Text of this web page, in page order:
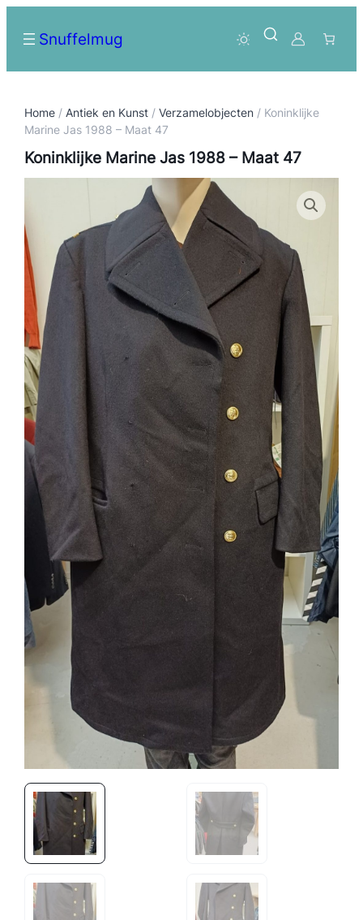
Snuffelmug
Home / Antiek en Kunst /Verzamelobjecten / Koninklijke
Marine Jas 1988 – Maat 47
Koninklijke Marine Jas 1988 – Maat 47